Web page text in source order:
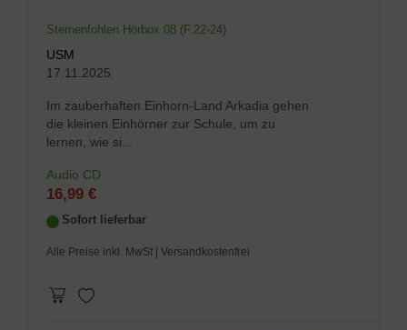
Sternenfohlen Hörbox 08 (F.22-24)
USM
17.11.2025
Im zauberhaften Einhorn-Land Arkadia gehen
die kleinen Einhörner zur Schule, um zu
lernen, wie si...
Audio CD
16,99 €
Sofort lieferbar
Alle Preise inkl. MwSt | Versandkostenfrei